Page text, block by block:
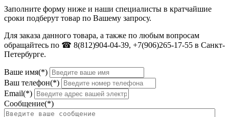
Заполните форму ниже и наши специалисты в кратчайшие
сроки подберут товар по Вашему запросу.
Для заказа данного товара, а также по любым вопросам
обращайтесь по ☎ 8(812)904-04-39, +7(906)265-17-55 в Санкт-
Петербурге.
Ваше имя(*)
Ваш телефон(*)
Email(*)
Сообщение(*)